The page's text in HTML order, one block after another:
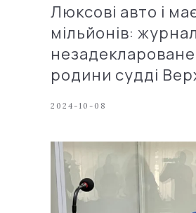
Люксові авто і
мільйонів:
родини судді
2024-10-08